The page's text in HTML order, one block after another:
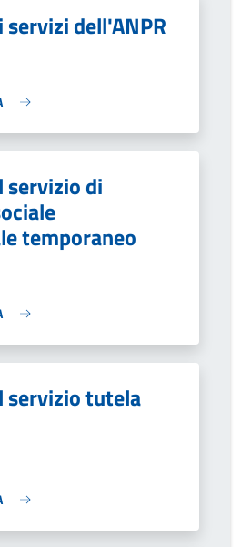
servizi dell'ANPR
servizio di
temporaneo
servizio tutela